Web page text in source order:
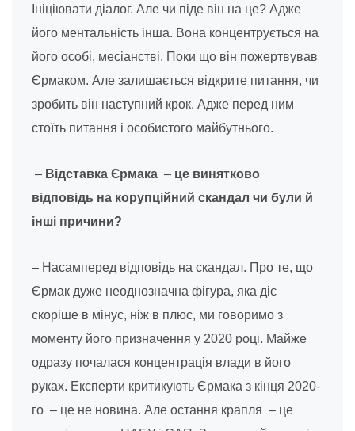
Ініціювати діалог. Але чи піде він на це? Адже
його ментальність інша. Вона концентрується на
його особі, месіанстві. Поки що він пожертвував
Єрмаком. Але залишається відкрите питання, чи
зробить він наступний крок. Адже перед ним
стоїть питання і особистого майбутнього.
– Відставка Єрмака – це винятково
відповідь на корупційний скандал чи були й
інші причини?
– Насамперед відповідь на скандал. Про те, що
Єрмак дуже неоднозначна фігура, яка діє
скоріше в мінус, ніж в плюс, ми говоримо з
моменту його призначення у 2020 році. Майже
одразу почалася концентрація влади в його
руках. Експерти критикують Єрмака з кінця 2020-
го – це не новина. Але остання крапля – це